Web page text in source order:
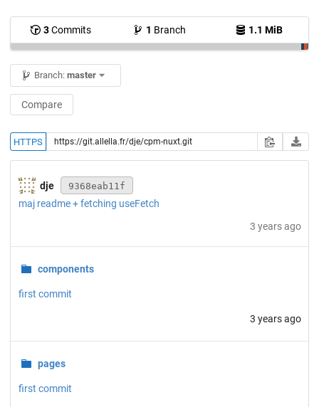
3Commits 1 Branch 1.1 MiB
Branch: master
Compare
HTTPS
dje 9368eab11f
maj readme + fetching useFetch
3 years ago
components
first commit
3 years ago
pages
first commit